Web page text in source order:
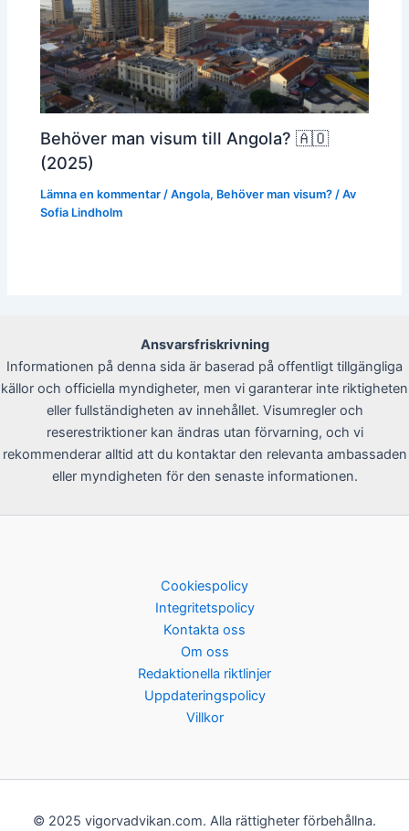
Behöver man visum till Angola? 🇦🇴
(2025)
Lämna en kommentar /Angola, Behöver man visum? / Av
Sofia Lindholm
Ansvarsfriskrivning
Informationen på denna sida är baserad på offentligt tillgängliga
källor och officiella myndigheter, men vi garanterar inte riktigheten
eller fullständigheten av innehållet. Visumregler och
reserestriktioner kan ändras utan förvarning, och vi
rekommenderar alltid att du kontaktar den relevanta ambassaden
eller myndigheten för den senaste informationen.
Cookiespolicy
Integritetspolicy
Kontakta oss
Om oss
Redaktionella riktlinjer
Uppdateringspolicy
Villkor
© 2025 vigorvadvikan.com. Alla rättigheter förbehållna.